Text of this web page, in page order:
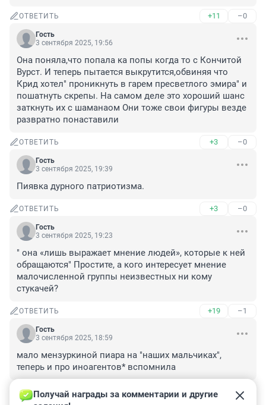
ОТВЕТИТЬ +11 –0
Гость
3 сентября 2025, 19:56
Она поняла,что попала ка попы когда то с Кончитой
Вурст. И теперь пытается выкрутится,обвиняя что
Крид хотел" проникнуть в гарем пресветлого эмира" и
пошатнуть скрепы. На самом деле это хороший шанс
заткнуть их с шаманаом Они тоже свои фигуры везде
развратно понаставили
ОТВЕТИТЬ +3 –0
Гость
3 сентября 2025, 19:39
Пиявка дурного патриотизма.
ОТВЕТИТЬ +3 –0
Гость
3 сентября 2025, 19:23
" она «лишь выражает мнение людей», которые к ней
обращаются" Простите, а кого интересует мнение
малочисленной группы неизвестных ни кому
стукачей?
ОТВЕТИТЬ +19 –1
Гость
3 сентября 2025, 18:59
мало мензуркиной пиара на "наших мальчиках",
теперь и про иноагентов* вспомнила
ОТВЕТИТЬ –0
Получай награды за комментарии и другие